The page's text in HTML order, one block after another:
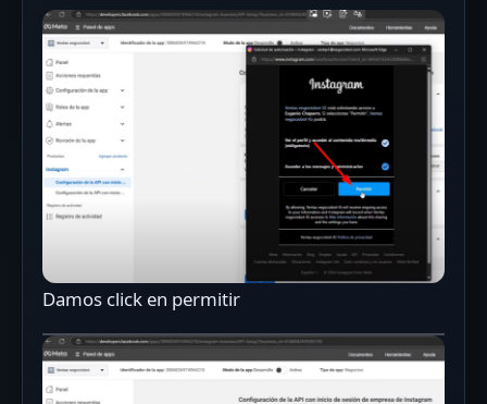
Damos click en permitir